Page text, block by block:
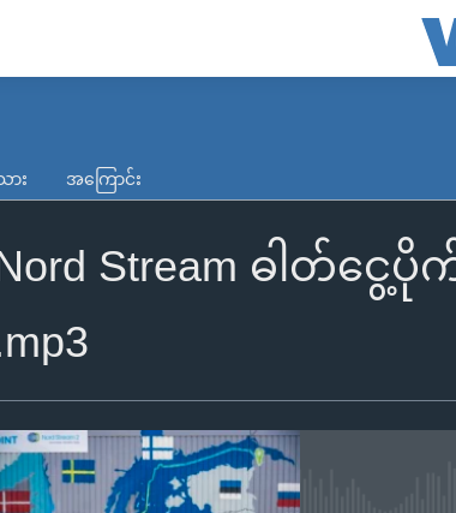
ား အကြောင်း
Stream ဓါတ်ငွေ့